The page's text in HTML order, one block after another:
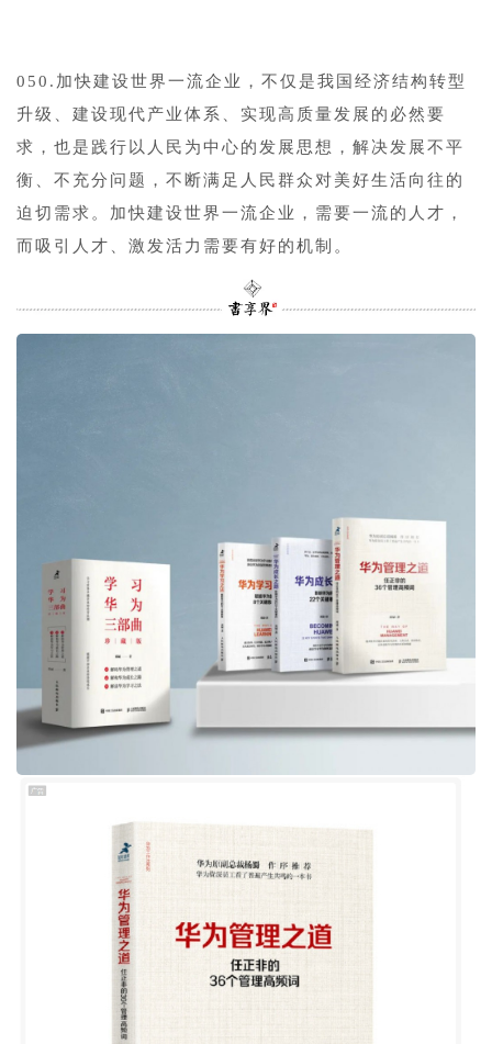
050.加快建设世界一流企业，不仅是我国经济结构转型
升级、建设现代产业体系、实现高质量发展的必然要
求，也是践行以人民为中心的发展思想，解决发展不平
衡、不充分问题，不断满足人民群众对美好生活向往的
迫切需求。加快建设世界一流企业，需要一流的人才，
而吸引人才、激发活力需要有好的机制。